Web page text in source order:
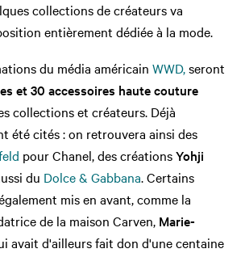
collections de créateurs va
entièrement dédiée à la mode.
du média américainWWD,seront
et 30 accessoires haute couture
collections et créateurs. Déjà
été cités : on retrouvera ainsi des
pour Chanel, des créationsYohji
du Dolce & Gabbana. Certains
mis en avant, comme la
de la maison Carven, Marie-
avait d'ailleurs fait don d'une centaine